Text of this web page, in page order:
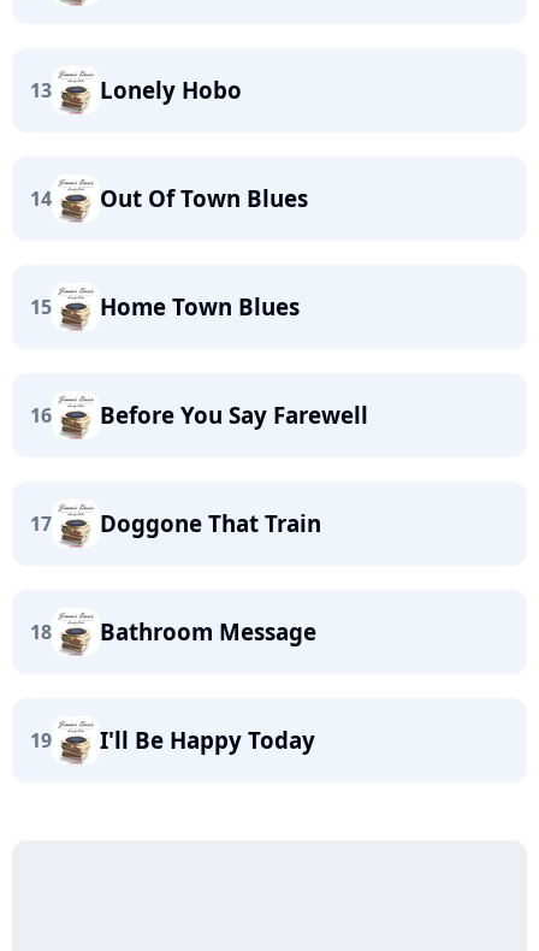
13 Lonely Hobo
14 Out Of Town Blues
15 Home Town Blues
16 Before You Say Farewell
17 Doggone That Train
18 Bathroom Message
19 I'll Be Happy Today